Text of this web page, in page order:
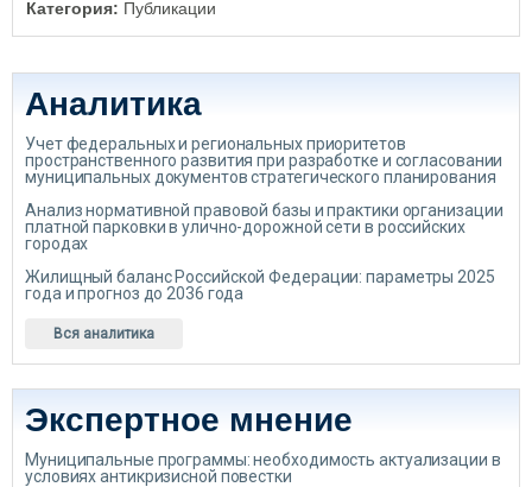
Категория: Публикации
Аналитика
Учет федеральных и региональных приоритетов
пространственного развития при разработке и согласовании
муниципальных документов стратегического планирования
Анализ нормативной правовой базы и практики организации
платной парковки в улично-дорожной сети в российских
городах
Жилищный баланс Российской Федерации: параметры 2025
года и прогноз до 2036 года
Вся аналитика
Экспертное мнение
Муниципальные программы: необходимость актуализации в
условиях антикризисной повестки